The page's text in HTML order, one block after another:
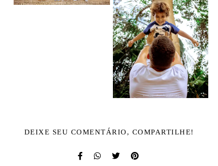
DEIXE SEU COMENTÁRIO, COMPARTILHE!